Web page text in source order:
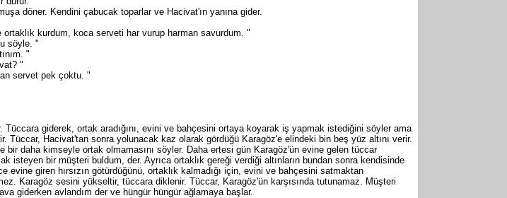
döner. Kendini çabucak toparlar ve Hacivat'ın yanına gider.
kurdum, koca serveti har vurup harman savurdum. "
söyle. "
"
"
servet pek çoktu. "
Tüccara giderek, ortak aradığını, evini ve bahçesini ortaya koyarak iş yapmak istediğini söyler ama
Tüccar, Hacivat'tan sonra yolunacak kaz olarak gördüğü Karagöz'e elindeki bin beş yüz altını verir.
bir daha kimseyle ortak olmamasını söyler. Daha ertesi gün Karagöz'ün evine gelen tüccar
isteyen bir müşteri buldum, der. Ayrıca ortaklık gereği verdiği altınların bundan sonra kendisinde
evine giren hırsızın götürdüğünü, ortaklık kalmadığı için, evini ve bahçesini satmaktan
Karagöz sesini yükseltir, tüccara diklenir. Tüccar, Karagöz'ün karşısında tutunamaz. Müşteri
giderken avlandım der ve hüngür hüngür ağlamaya başlar.